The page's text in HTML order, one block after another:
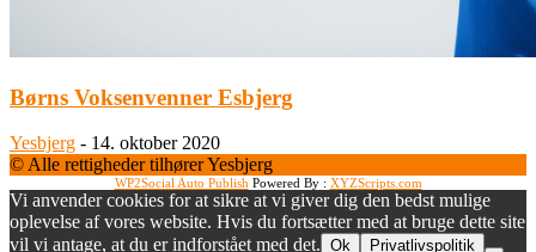
Børns Voksenvenner Esbjerg
Yesbjerg - 14. oktober 2020
© Alle rettigheder tilhører Yesbjerg
WP2Social Auto Publish Powered By : XYZScripts.com
Vi anvender cookies for at sikre at vi giver dig den bedst mulige
oplevelse af vores website. Hvis du fortsætter med at bruge dette site
vil vi antage, at du er indforstået med det. Ok Privatlivspolitik